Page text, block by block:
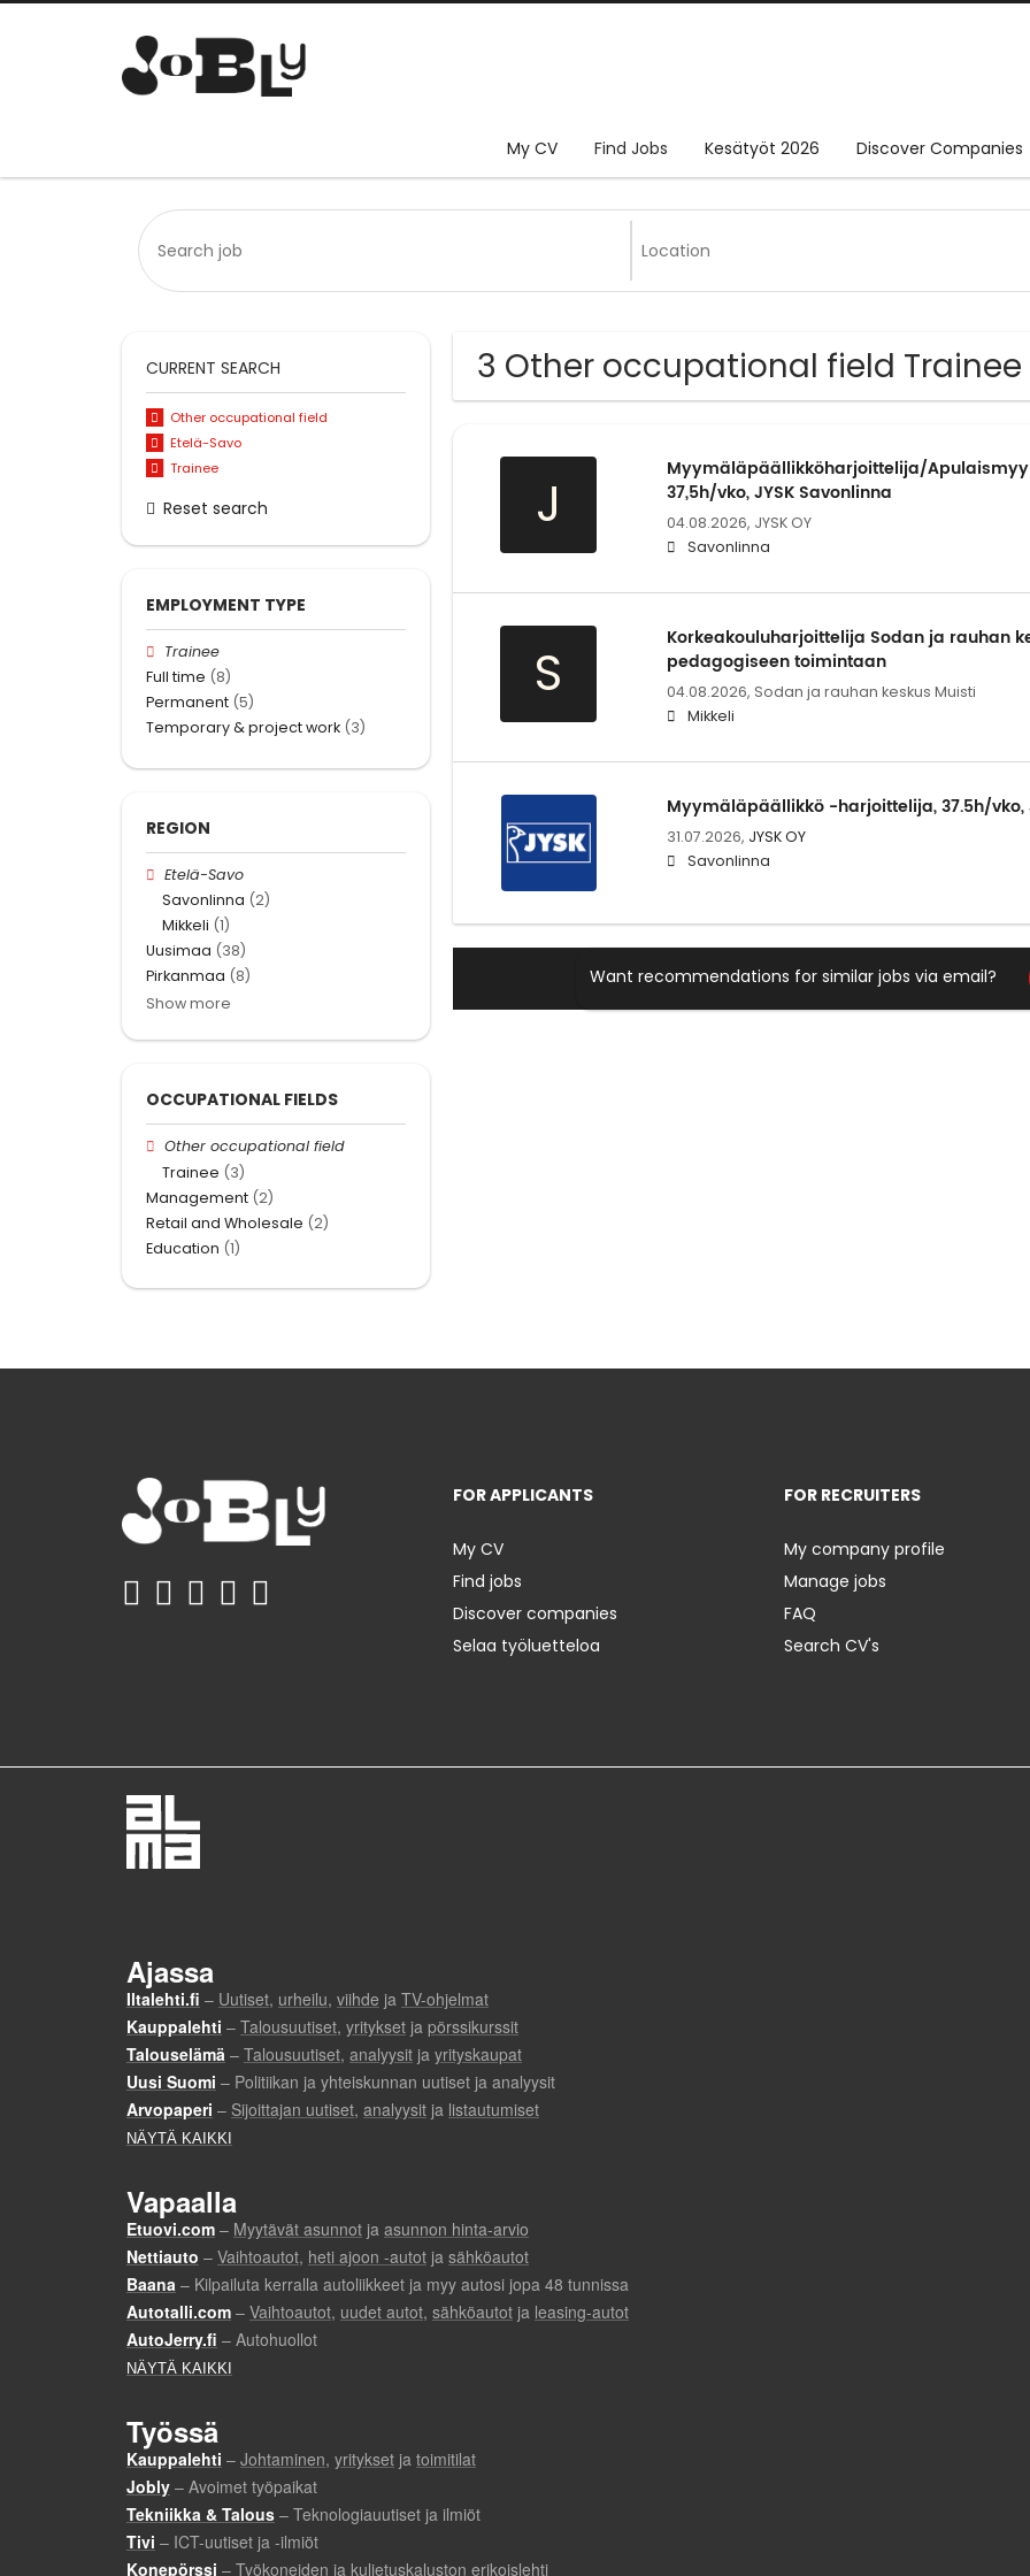
My CV Find Jobs Kesätyöt 2026 Discover Companies
3 Other occupational field
J
Myymäläpäällikköharjoittelija/
37,5h/vko, JYSK Savonlinna
04.08.2026, JYSK OY
Savonlinna
S
Korkeakouluharjoittelija Sodan ja rauhan
pedagogiseen toimintaan
04.08.2026, Sodan ja rauhan keskus Muisti
Mikkeli
Myymäläpäällikkö -harjoittelija, 37.5h/vko,
31.07.2026, JYSK OY
Savonlinna
Want recommendations for similar jobs via email?
CURRENT SEARCH
Other occupational field
Etelä-Savo
Trainee
Reset search
EMPLOYMENT TYPE
Trainee
Full time (8)
Permanent (5)
Temporary & project work (3)
REGION
Etelä-Savo
Savonlinna (2)
Mikkeli (1)
Uusimaa (38)
Pirkanmaa (8)
Show more
OCCUPATIONAL FIELDS
Other occupational field
Trainee (3)
Management (2)
Retail and Wholesale (2)
Education (1)
FOR APPLICANTS
My CV
Find jobs
Discover companies
Selaa työluetteloa
FOR RECRUITERS
My company profile
Manage jobs
FAQ
Search CV's